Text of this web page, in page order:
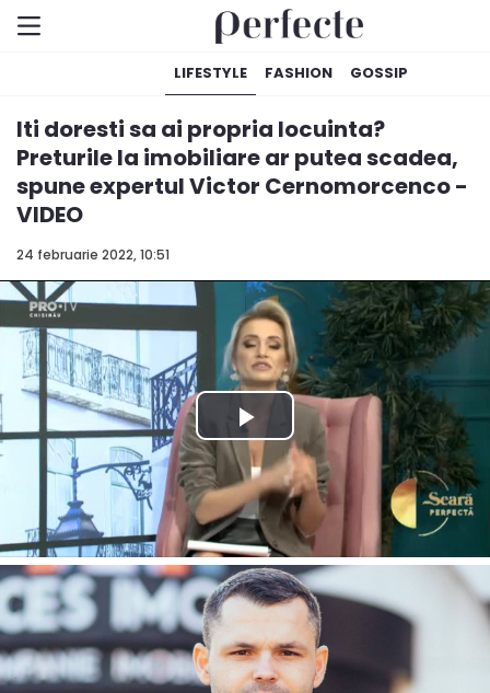
LIFESTYLE FASHION GOSSIP
24 februarie 2022, 10:51
Iti doresti sa ai propria locuinta?
Preturile la imobiliare ar putea scadea,
spune expertul Victor Cernomorcenco -
VIDEO